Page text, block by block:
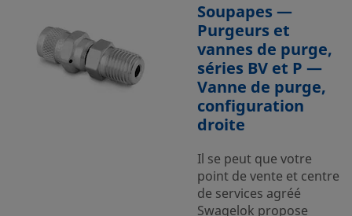
Soupapes —
Purgeurs et
vannes de purge,
séries BV et P —
Vanne de purge,
configuration
droite
Il se peut que votre
point de vente et centre
de services agréé
Swagelok propose